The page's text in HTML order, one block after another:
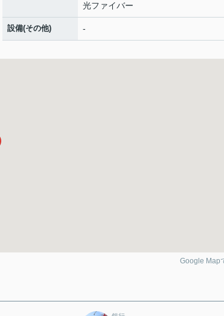
光ファイバー
設備(その他) -
Google Map